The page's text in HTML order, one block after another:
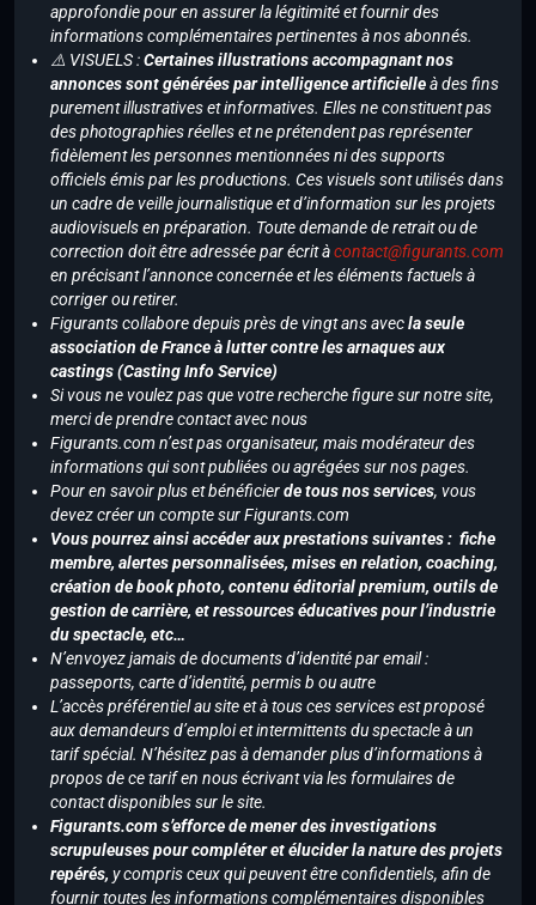
approfondie pour en assurer la légitimité et fournir des
informations complémentaires pertinentes à nos abonnés.
⚠️ VISUELS :Certaines illustrations accompagnant nos
annonces sont générées par intelligence artificielleà des fins
purement illustratives et informatives. Elles ne constituent pas
des photographies réelles et ne prétendent pas représenter
fidèlement les personnes mentionnées ni des supports
officiels émis par les productions. Ces visuels sont utilisés dans
un cadre de veille journalistique et d’information sur les projets
audiovisuels en préparation. Toute demande de retrait ou de
correction doit être adressée par écrit àcontact@figurants.com
en précisant l’annonce concernée et les éléments factuels à
corriger ou retirer.
Figurants collabore depuis près de vingt ans avecla seule
association de France à lutter contre les arnaques aux
castings (Casting Info Service)
Si vous ne voulez pas que votre recherche figure sur notre site,
merci de prendre contact avec nous
Figurants.com n’est pas organisateur, mais modérateur des
informations qui sont publiées ou agrégées sur nos pages.
Pour en savoir plus et bénéficierde tous nos services, vous
devez créer un compte sur Figurants.com
Vous pourrez ainsi accéder aux prestations suivantes : fiche
membre, alertes personnalisées, mises en relation, coaching,
création de book photo, contenu éditorial premium, outils de
gestion de carrière, et ressources éducatives pour l’industrie
du spectacle, etc…
N’envoyez jamais de documents d’identité par email :
passeports, carte d’identité, permis b ou autre
L’accès préférentiel au site et à tous ces services est proposé
aux demandeurs d’emploi et intermittents du spectacle à un
tarif spécial. N’hésitez pas à demander plus d’informations à
propos de ce tarif en nous écrivant via les formulaires de
contact disponibles sur le site.
Figurants.com s’efforce de mener des investigations
scrupuleuses pour compléter et élucider la nature des projets
repérés, y compris ceux qui peuvent être confidentiels, afin de
fournir toutes les informations complémentaires disponibles